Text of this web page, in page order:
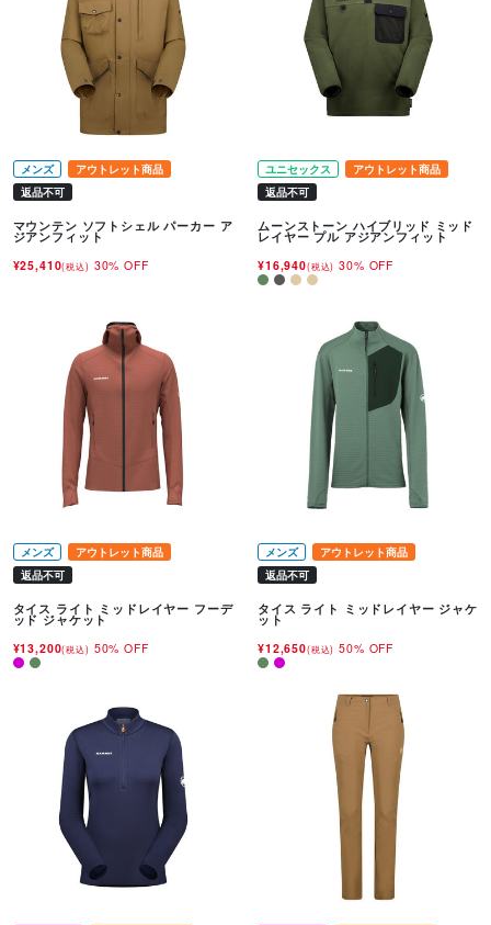
メンズ
アウトレット商品
返品不可
マウンテン ソフトシェル パーカー ア
ジアンフィット
¥25,410(税込) 30% OFF
ユニセックス
アウトレット商品
返品不可
ムーンストーン ハイブリッド ミッド
レイヤー プル アジアンフィット
¥16,940(税込) 30% OFF
メンズ
アウトレット商品
返品不可
タイス ライト ミッドレイヤー フーデ
ッド ジャケット
¥13,200(税込) 50% OFF
メンズ
アウトレット商品
返品不可
タイス ライト ミッドレイヤー ジャケ
ット
¥12,650(税込) 50% OFF